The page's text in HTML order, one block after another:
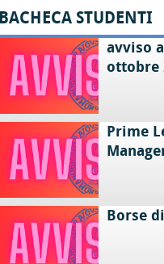
BACHECA STUDENTI
avviso
ottobre
Prime
Borse